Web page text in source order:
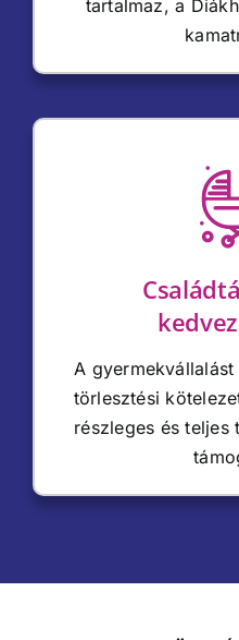
tartalmaz, a
A
törlesztési
részleges és teljes